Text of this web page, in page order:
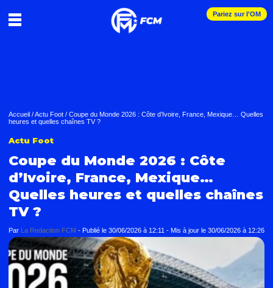
Pariez sur l'OM
Accueil /Actu Foot / Coupe du Monde 2026 : Côte d’Ivoire, France, Mexique… Quelles
heures et quelles chaînes TV ?
Actu Foot
Coupe du Monde 2026 : Côte
d’Ivoire, France, Mexique…
Quelles heures et quelles chaînes
TV ?
Par La Redaction FCM - Publié le 30/06/2026 à 12:11 - Mis à jour le 30/06/2026 à 12:26